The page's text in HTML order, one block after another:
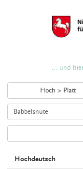
... und
Hoch > Platt
Hochdeutsch